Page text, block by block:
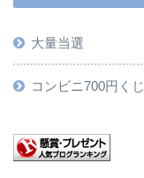
大量当選
コンビニ700円くじ